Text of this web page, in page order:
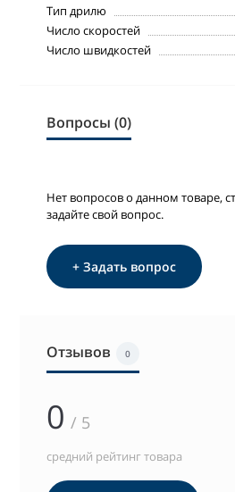
Тип дрилю
Число скоростей
Число швидкостей
Вопросы (0)
Нет вопросов о данном товаре,
задайте свой вопрос.
+ Задать вопрос
Отзывов 0
0 / 5
средний рейтинг товара